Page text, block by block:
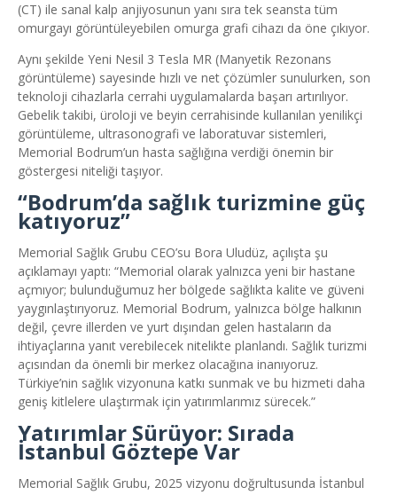
(CT) ile sanal kalp anjiyosunun yanı sıra tek seansta tüm
omurgayı görüntüleyebilen omurga grafi cihazı da öne çıkıyor.
Aynı şekilde Yeni Nesil 3 Tesla MR (Manyetik Rezonans
görüntüleme) sayesinde hızlı ve net çözümler sunulurken, son
teknoloji cihazlarla cerrahi uygulamalarda başarı artırılıyor.
Gebelik takibi, üroloji ve beyin cerrahisinde kullanılan yenilikçi
görüntüleme, ultrasonografi ve laboratuvar sistemleri,
Memorial Bodrum’un hasta sağlığına verdiği önemin bir
göstergesi niteliği taşıyor.
“Bodrum’da sağlık turizmine güç
katıyoruz”
Memorial Sağlık Grubu CEO’su Bora Uludüz, açılışta şu
açıklamayı yaptı: “Memorial olarak yalnızca yeni bir hastane
açmıyor; bulunduğumuz her bölgede sağlıkta kalite ve güveni
yaygınlaştırıyoruz. Memorial Bodrum, yalnızca bölge halkının
değil, çevre illerden ve yurt dışından gelen hastaların da
ihtiyaçlarına yanıt verebilecek nitelikte planlandı. Sağlık turizmi
açısından da önemli bir merkez olacağına inanıyoruz.
Türkiye’nin sağlık vizyonuna katkı sunmak ve bu hizmeti daha
geniş kitlelere ulaştırmak için yatırımlarımız sürecek.”
Yatırımlar Sürüyor: Sırada
İstanbul Göztepe Var
Memorial Sağlık Grubu, 2025 vizyonu doğrultusunda İstanbul